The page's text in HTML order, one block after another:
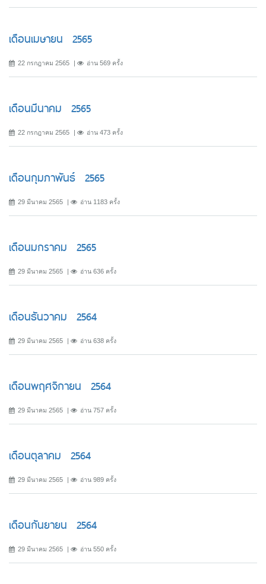
เดือนเมษายน 2565
22 กรกฎาคม 2565 อ่าน 569 ครั้ง
เดือนมีนาคม 2565
22 กรกฎาคม 2565 อ่าน 473 ครั้ง
เดือนกุมภาพันธ์ 2565
29 มีนาคม 2565 อ่าน 1183 ครั้ง
เดือนมกราคม 2565
29 มีนาคม 2565 อ่าน 636 ครั้ง
เดือนธันวาคม 2564
29 มีนาคม 2565 อ่าน 638 ครั้ง
เดือนพฤศจิกายน 2564
29 มีนาคม 2565 อ่าน 757 ครั้ง
เดือนตุลาคม 2564
29 มีนาคม 2565 อ่าน 989 ครั้ง
เดือนกันยายน 2564
29 มีนาคม 2565 อ่าน 550 ครั้ง